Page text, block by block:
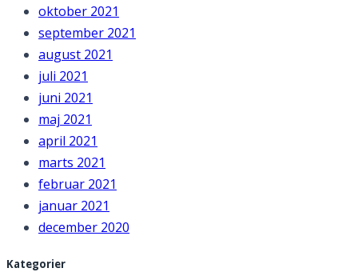
oktober 2021
september 2021
august 2021
juli 2021
juni 2021
maj 2021
april 2021
marts 2021
februar 2021
januar 2021
december 2020
Kategorier